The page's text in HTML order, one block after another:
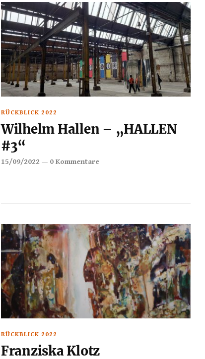
RÜCKBLICK 2022
Wilhelm Hallen – „HALLEN
#3“
15/09/2022 — 0 Kommentare
RÜCKBLICK 2022
Franziska Klotz